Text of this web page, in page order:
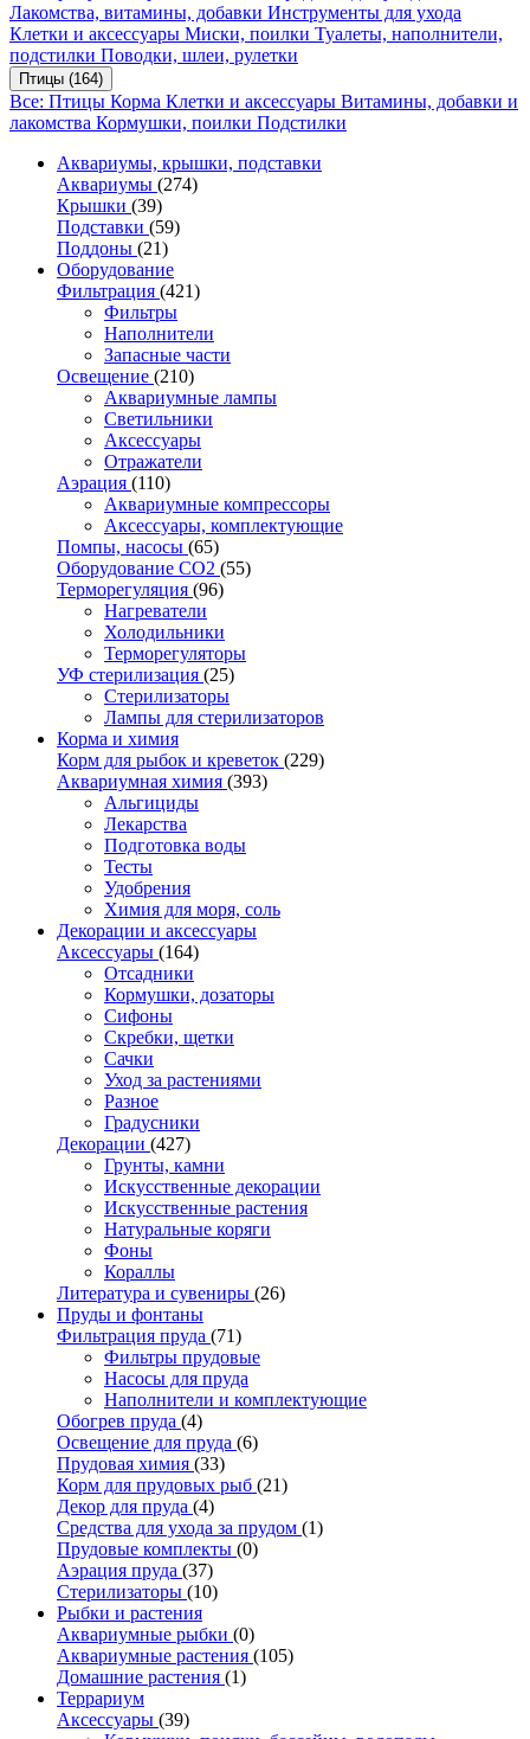
Лакомства, витамины, добавки Инструменты для ухода
Клетки и аксессуары Миски, поилки Туалеты, наполнители,
подстилки Поводки, шлеи, рулетки
Птицы (164)
Все: Птицы Корма Клетки и аксессуары Витамины, добавки и
лакомства Кормушки, поилки Подстилки
Аквариумы, крышки, подставки
Аквариумы (274)
Крышки (39)
Подставки (59)
Поддоны (21)
Оборудование
Фильтрация (421)
Фильтры
Наполнители
Запасные части
Освещение (210)
Аквариумные лампы
Светильники
Аксессуары
Отражатели
Аэрация (110)
Аквариумные компрессоры
Аксессуары, комплектующие
Помпы, насосы (65)
Оборудование CO2 (55)
Терморегуляция (96)
Нагреватели
Холодильники
Терморегуляторы
УФ стерилизация (25)
Стерилизаторы
Лампы для стерилизаторов
Корма и химия
Корм для рыбок и креветок (229)
Аквариумная химия (393)
Альгициды
Лекарства
Подготовка воды
Тесты
Удобрения
Химия для моря, соль
Декорации и аксессуары
Аксессуары (164)
Отсадники
Кормушки, дозаторы
Сифоны
Скребки, щетки
Сачки
Уход за растениями
Разное
Градусники
Декорации (427)
Грунты, камни
Искусственные декорации
Искусственные растения
Натуральные коряги
Фоны
Кораллы
Литература и сувениры (26)
Пруды и фонтаны
Фильтрация пруда (71)
Фильтры прудовые
Насосы для пруда
Наполнители и комплектующие
Обогрев пруда (4)
Освещение для пруда (6)
Прудовая химия (33)
Корм для прудовых рыб (21)
Декор для пруда (4)
Средства для ухода за прудом (1)
Прудовые комплекты (0)
Аэрация пруда (37)
Стерилизаторы (10)
Рыбки и растения
Аквариумные рыбки (0)
Аквариумные растения (105)
Домашние растения (1)
Террариум
Аксессуары (39)